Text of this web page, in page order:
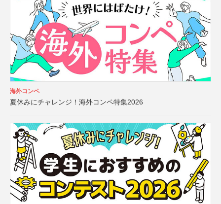
海外コンペ
夏休みにチャレンジ！海外コンペ特集2026